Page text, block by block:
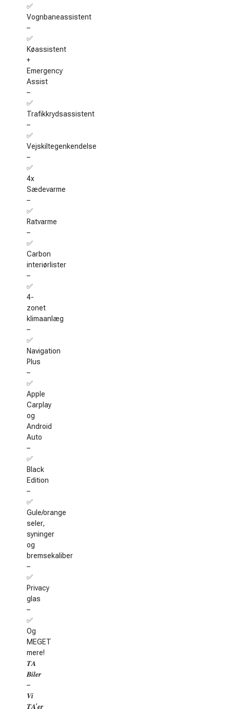
✅
Vognbaneassistent
–
✅
Køassistent
+
Emergency
Assist
–
✅
Trafikkrydsassistent
–
✅
Vejskiltegenkendelse
–
✅
4x
Sædevarme
–
✅
Ratvarme
–
✅
Carbon
interiørlister
–
✅
4-
zonet
klimaanlæg
–
✅
Navigation
Plus
–
✅
Apple
Carplay
og
Android
Auto
–
✅
Black
Edition
–
✅
Gule/orange
seler,
syninger
og
bremsekaliber
–
✅
Privacy
glas
–
✅
Og
MEGET
mere!
𝑻𝑨
𝑩𝒊𝒍𝒆𝒓
–
𝑽𝒊
𝑻𝑨’𝒆𝒓